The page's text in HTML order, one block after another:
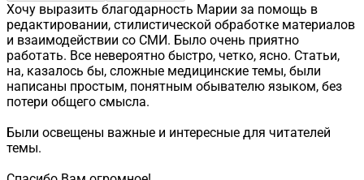
Хочу выразить благодарность Марии за помощь в
редактировании, стилистической обработке материалов
и взаимодействии со СМИ. Было очень приятно
работать. Все невероятно быстро, четко, ясно. Статьи,
на, казалось бы, сложные медицинские темы, были
написаны простым, понятным обывателю языком, без
потери общего смысла.
Были освещены важные и интересные для читателей
темы.